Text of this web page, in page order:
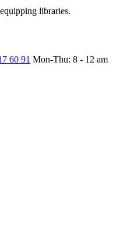
libraries.
60 91 Mon-Thu: 8 - 12 am